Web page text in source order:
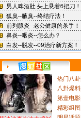
热门八卦
八卦爆料
第壹电影
精彩组图